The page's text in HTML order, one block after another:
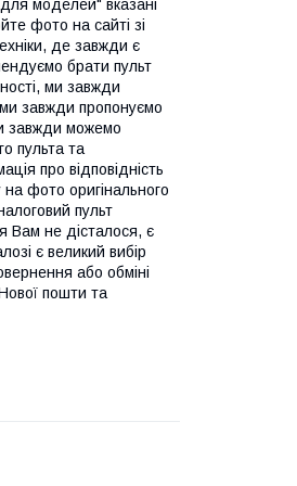
моделей" вказані
фото на сайті зі
де завжди є
брати пульт
ми завжди
завжди пропонуємо
завжди можемо
пульта та
про відповідність
фото оригінального
пульт
Вам не дісталося, є
є великий вибір
або обміні
пошти та